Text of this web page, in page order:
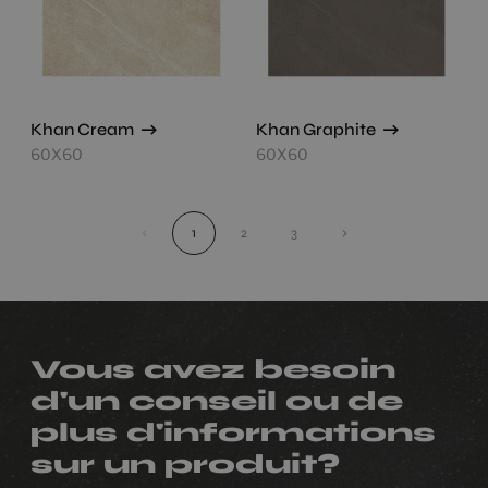
Khan Cream
60X60
Khan Graphite
60X60
1 2 3 ›
Vous avez besoin
d'un conseil ou de
plus d'informations
sur un produit?